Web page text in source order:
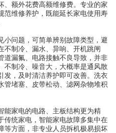
、额外花费高额维修费。专业的家
范维修养护，既能延长家电使用寿
小问题，可简单辨别故障类型，避
不制冷、漏水、异响、开机跳闸
道漏氟、电路接触不良导致，并非
不制冷、噪音大，大概率是通风散
发，及时清洁养护即可改善。洗衣
管堵塞、皮带松动、滤网杂物堆积
能家电的电路、主板结构更为精
传统家电，智能家电故障多集中在
等方面，非专业人员拆机极易损坏